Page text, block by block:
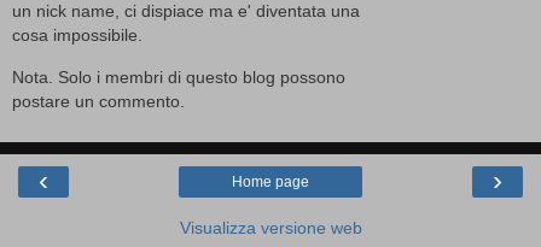
un nick name, ci dispiace ma e' diventata una
cosa impossibile.
Nota. Solo i membri di questo blog possono
postare un commento.
‹ ›
Home page
Visualizza versione web